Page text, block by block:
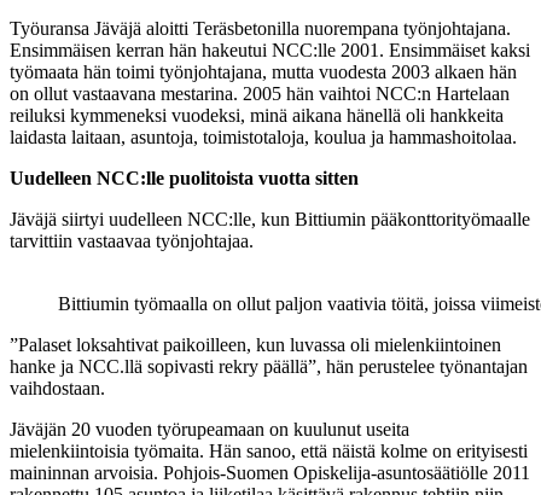
Työuransa Jäväjä aloitti Teräsbetonilla nuorempana työnjohtajana.
Ensimmäisen kerran hän hakeutui NCC:lle 2001. Ensimmäiset kaksi
työmaata hän toimi työnjohtajana, mutta vuodesta 2003 alkaen hän
on ollut vastaavana mestarina. 2005 hän vaihtoi NCC:n Hartelaan
reiluksi kymmeneksi vuodeksi, minä aikana hänellä oli hankkeita
laidasta laitaan, asuntoja, toimistotaloja, koulua ja hammashoitolaa.
Uudelleen NCC:lle puolitoista vuotta sitten
Jäväjä siirtyi uudelleen NCC:lle, kun Bittiumin pääkonttorityömaalle
tarvittiin vastaavaa työnjohtajaa.
Bittiumin työmaalla on ollut paljon vaativia töitä, joissa
”Palaset loksahtivat paikoilleen, kun luvassa oli mielenkiintoinen
hanke ja NCC.llä sopivasti rekry päällä”, hän perustelee työnantajan
vaihdostaan.
Jäväjän 20 vuoden työrupeamaan on kuulunut useita
mielenkiintoisia työmaita. Hän sanoo, että näistä kolme on erityisesti
maininnan arvoisia. Pohjois-Suomen Opiskelija-asuntosäätiölle 2011